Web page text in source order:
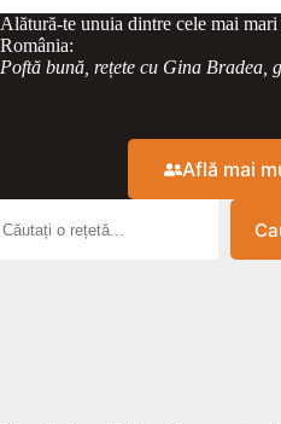
Alătură-te unuia dintre cele mai
România:
Poftă bună, rețete cu Gina Bradea,
Află mai